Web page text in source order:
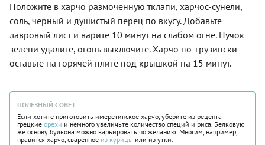
Положите в харчо размоченную тклапи, харчос-сунели,
соль, черный и душистый перец по вкусу. Добавьте
лавровый лист и варите 10 минут на слабом огне. Пучок
зелени удалите, огонь выключите. Харчо по-грузински
оставьте на горячей плите под крышкой на 15 минут.
ПОЛЕЗНЫЙ СОВЕТ
Если хотите приготовить имеретинское харчо, уберите из рецепта
грецкие орехи и немного увеличьте количество специй и риса. Белковую
же основу бульона можно варьировать по желанию. Многим, например,
нравится харчо, сваренное из курицы или из утки.